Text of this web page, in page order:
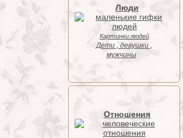
Люди
Картинки людей
Дети , девушки ,
мужчины
Отношения